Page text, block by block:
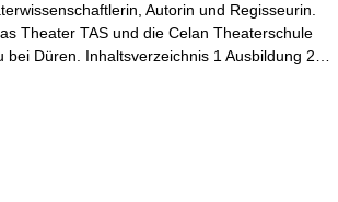
Autorin und Regisseurin.
Theater TAS und die Celan Theaterschule
bei Düren. Inhaltsverzeichnis 1 Ausbildung 2…